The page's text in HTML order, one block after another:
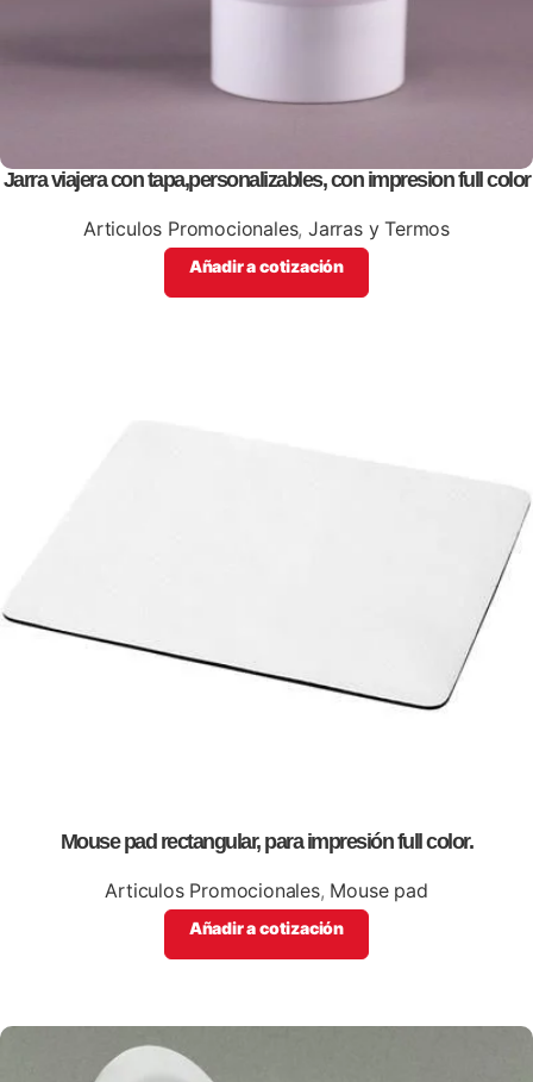
Jarra viajera con tapa,personalizables, con impresion full color
Articulos Promocionales, Jarras y Termos
Añadir a cotización
Mouse pad rectangular, para impresión full color.
Articulos Promocionales, Mouse pad
Añadir a cotización